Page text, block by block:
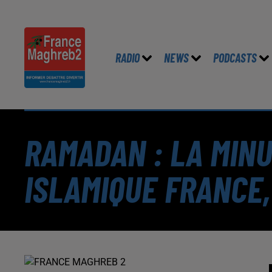
RADIO NEWS PODCASTS
RAMADAN : LA
ISLAMIQUE